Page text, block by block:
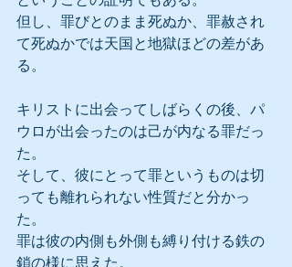
但し、罪びとのまま死ぬか、罪赦され
て死ぬかでは天国と地獄ほどの差があ
る。
キリストに出会ってしばらくの後、パ
ウロが出会ったのは己が内なる罪だっ
た。
そして、彼にとって罪というものは切
っても離れられない性質だと分かっ
た。
罪は彼の内側も外側も縛り付ける鉄の
鎖の様に思えた。